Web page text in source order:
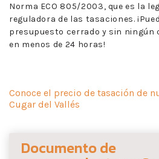
Norma ECO 805/2003, que es la
reguladora de las tasaciones.
presupuesto cerrado y sin ningún
en menos de 24 horas!
Conoce el precio de tasación de
Cugar del Vallés
Documento de